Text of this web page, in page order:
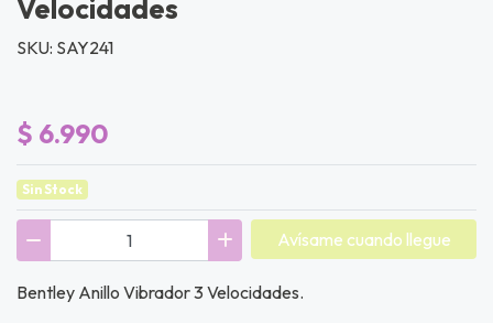
Velocidades
SKU: SAY241
$ 6.990
Sin Stock
Avísame cuando llegue
Bentley Anillo Vibrador 3 Velocidades.